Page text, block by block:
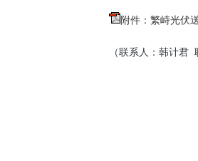
附件：繁峙光伏
（联系人：韩计君